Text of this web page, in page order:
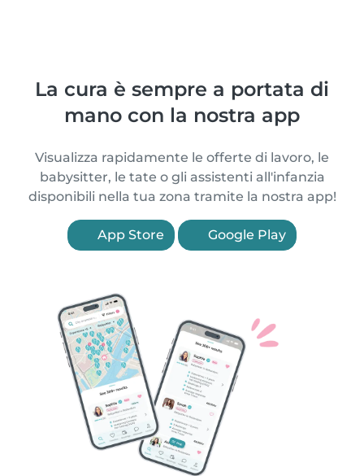
La cura è sempre a portata di
mano con la nostra app
Visualizza rapidamente le offerte di lavoro, le
babysitter, le tate o gli assistenti all'infanzia
disponibili nella tua zona tramite la nostra app!
App Store Google Play